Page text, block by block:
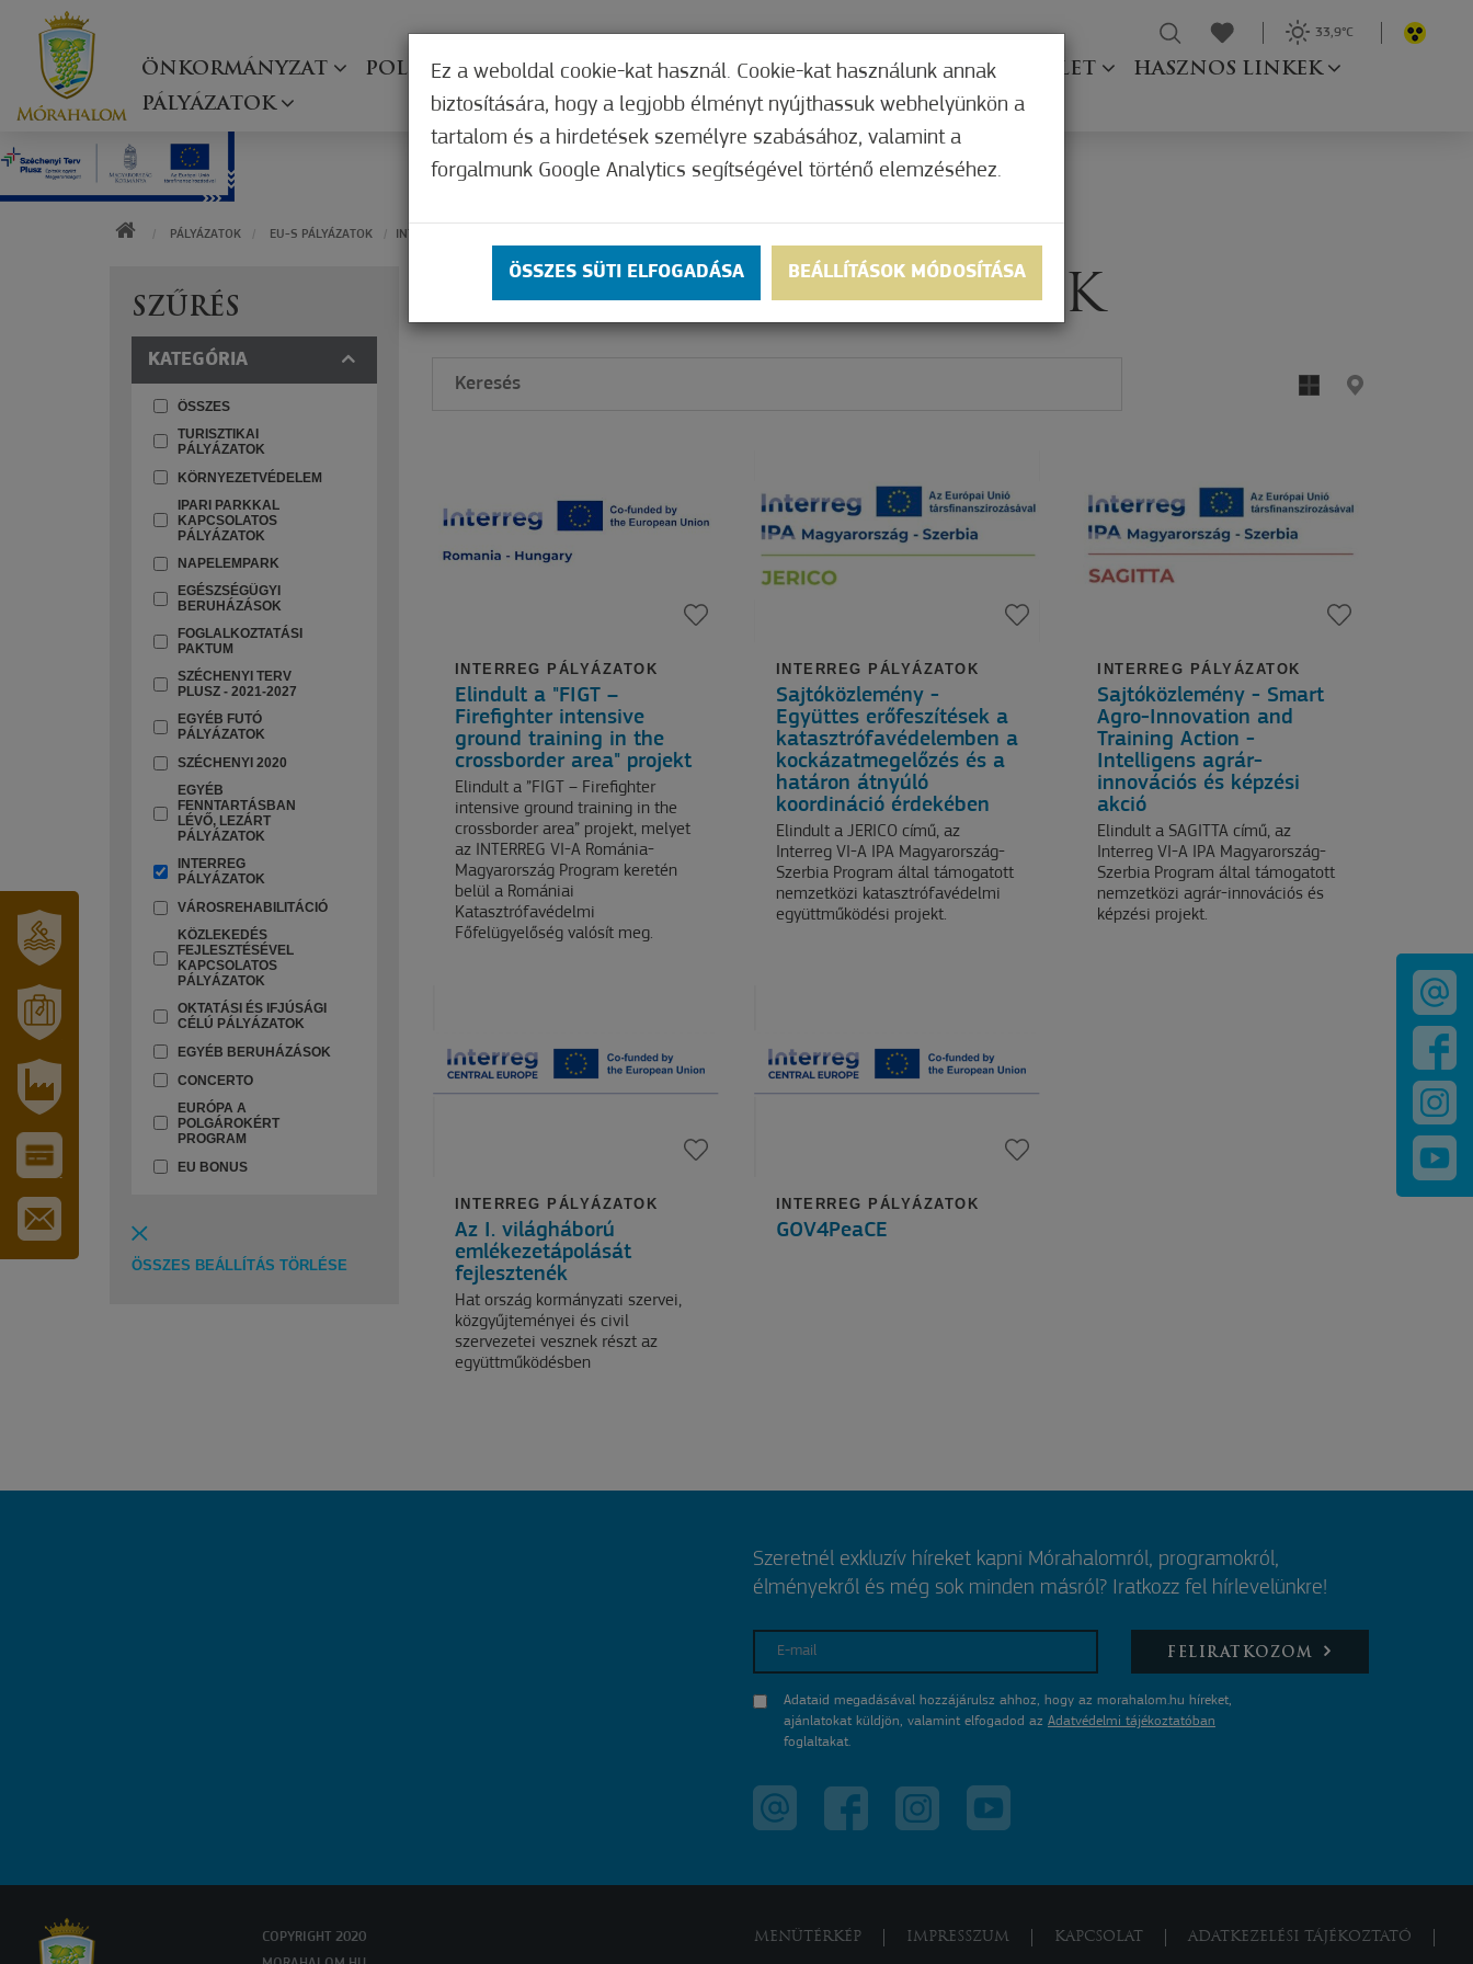
ERZSÉBET
GYÓGYFÜRDŐ
TURISZTIKA
PARK
ÉS
TURISZTIKAI
KÁRTYA
ÖNKORMÁNYZAT POLGÁRMESTERI HIVATAL INTÉZMÉNYEK KÉPVISELŐ TESTÜLET
HASZNOS LINKEK
PÁLYÁZATOK
33,9°C
KEZDŐOLDAL
PÁLYÁZATOK EU-S PÁLYÁZATOK INTERREG PÁLYÁZATOK
SZŰRÉS
KATEGÓRIA
ÖSSZES
TURISZTIKAI
PÁLYÁZATOK
KÖRNYEZETVÉDELEM
IPARI PARKKAL
KAPCSOLATOS
PÁLYÁZATOK
NAPELEMPARK
EGÉSZSÉGÜGYI
BERUHÁZÁSOK
FOGLALKOZTATÁSI
PAKTUM
SZÉCHENYI TERV
PLUSZ - 2021-2027
EGYÉB FUTÓ
PÁLYÁZATOK
SZÉCHENYI 2020
EGYÉB
FENNTARTÁSBAN
LÉVŐ, LEZÁRT
PÁLYÁZATOK
INTERREG
PÁLYÁZATOK
VÁROSREHABILITÁCIÓ
KÖZLEKEDÉS
FEJLESZTÉSÉVEL
KAPCSOLATOS
PÁLYÁZATOK
OKTATÁSI ÉS IFJÚSÁGI
CÉLÚ PÁLYÁZATOK
EGYÉB BERUHÁZÁSOK
CONCERTO
EURÓPA A
POLGÁROKÉRT
PROGRAM
EU BONUS
ÖSSZES BEÁLLÍTÁS TÖRLÉSE
INTERREG PÁLYÁZATOK
INTERREG PÁLYÁZATOK
Elindult a "FIGT –
Firefighter intensive
ground training in the
crossborder area" projekt
Elindult a ”FIGT – Firefighter
intensive ground training in the
crossborder area” projekt, melyet
az INTERREG VI-A Románia-
Magyarország Program keretén
belül a Romániai
Katasztrófavédelmi
Főfelügyelőség valósít meg.
INTERREG PÁLYÁZATOK
Sajtóközlemény -
Együttes erőfeszítések a
katasztrófavédelemben a
kockázatmegelőzés és a
határon átnyúló
koordináció érdekében
Elindult a JERICO című, az
Interreg VI-A IPA Magyarország-
Szerbia Program által támogatott
nemzetközi katasztrófavédelmi
együttműködési projekt.
INTERREG PÁLYÁZATOK
Sajtóközlemény - Smart
Agro-Innovation and
Training Action -
Intelligens agrár-
innovációs és képzési
akció
Elindult a SAGITTA című, az
Interreg VI-A IPA Magyarország-
Szerbia Program által támogatott
nemzetközi agrár-innovációs és
képzési projekt.
INTERREG PÁLYÁZATOK
Az I. világháború
emlékezetápolását
fejlesztenék
Hat ország kormányzati szervei,
közgyűjteményei és civil
szervezetei vesznek részt az
együttműködésben
INTERREG PÁLYÁZATOK
GOV4PeaCE
Ez a weboldal cookie-kat használ. Cookie-kat használunk annak
biztosítására, hogy a legjobb élményt nyújthassuk webhelyünkön a
tartalom és a hirdetések személyre szabásához, valamint a
forgalmunk Google Analytics segítségével történő elemzéséhez.
ÖSSZES SÜTI ELFOGADÁSA BEÁLLÍTÁSOK MÓDOSÍTÁSA
Szeretnél exkluzív híreket kapni Mórahalomról, programokról,
élményekről és még sok minden másról? Iratkozz fel hírlevelünkre!
E-mail
FELIRATKOZOM
Adataid megadásával hozzájárulsz ahhoz, hogy az morahalom.hu híreket,
ajánlatokat küldjön, valamint elfogadod az Adatvédelmi tájékoztatóban
foglaltakat.
COPYRIGHT 2020
MENÜTÉRKÉP IMPRESSZUM KAPCSOLAT ADATKEZELÉSI TÁJÉKOZTATÓ